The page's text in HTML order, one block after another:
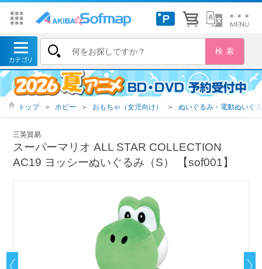
トップ ＞ ホビー ＞ おもちゃ（女児向け） ＞ ぬいぐるみ・電動ぬいぐ
三英貿易
スーパーマリオ ALL STAR COLLECTION
AC19 ヨッシーぬいぐるみ（S） 【sof001】